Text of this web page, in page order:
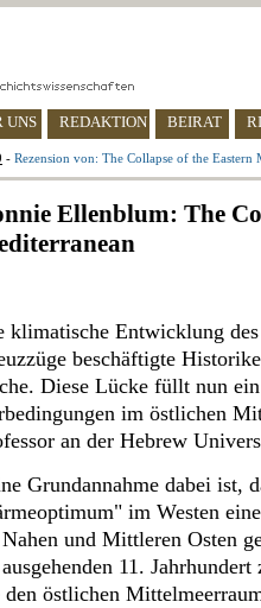
UNS REDAKTION BEIRAT
- Rezension von: The Collapse of the Eastern
Ellenblum: The
klimatische Entwicklung
beschäftigte
Diese Lücke füllt nun
im östlichen
an der Hebrew
Grundannahme dabei ist,
im Westen
und Mittleren Osten
11.
den östlichen